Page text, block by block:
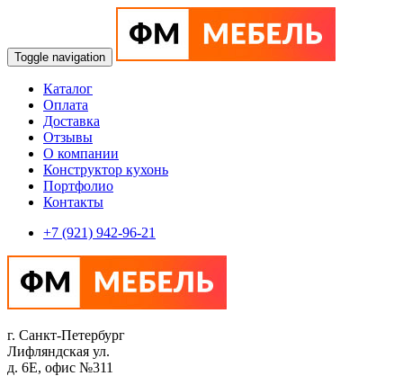
Toggle navigation
Каталог
Оплата
Доставка
Отзывы
О компании
Конструктор кухонь
Портфолио
Контакты
+7 (921) 942-96-21
г. Санкт-Петербург
Лифляндская ул.
д. 6Е, офис №311